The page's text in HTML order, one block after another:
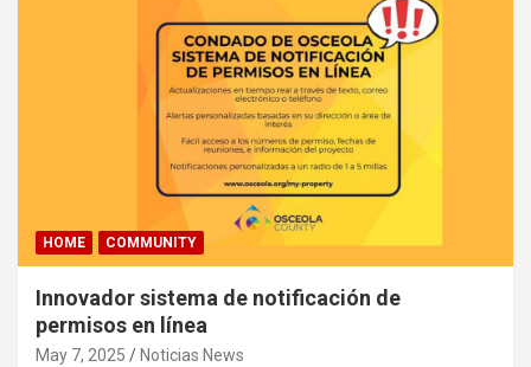
HOME COMMUNITY
Innovador sistema de notificación de
permisos en línea
May 7, 2025 Noticias News